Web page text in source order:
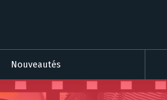
Nouveautés